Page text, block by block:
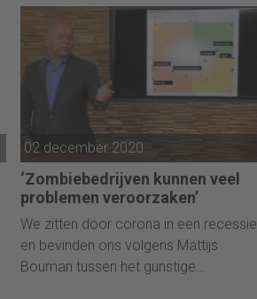
02 december 2020
‘Zombiebedrijven kunnen veel
problemen veroorzaken’
We zitten door corona in een recessie
en bevinden ons volgens Mattijs
Bouman tussen het gunstige